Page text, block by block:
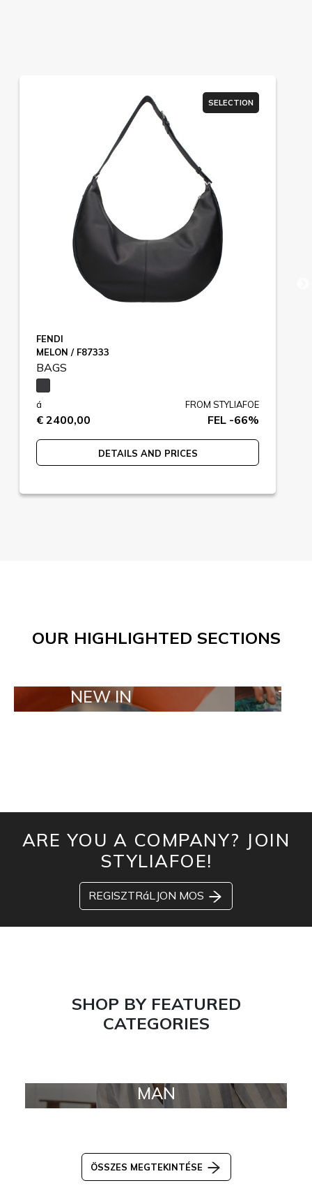
SELECTION
FENDI
MELON / F87333
BAGS
á
€ 2400,00
FROM STYLIAFOE
FEL -66%
DETAILS AND PRICES
OUR HIGHLIGHTED SECTIONS
IN TAILOR
ARE YOU A COMPANY? JOIN
STYLIAFOE!
REGISZTRáLJON MOS
SHOP BY FEATURED
CATEGORIES
MAN
ÖSSZES MEGTEKINTÉSE